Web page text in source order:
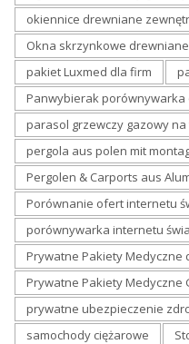
okiennice drewniane
Okna skrzynkowe drewniane
pakiet Luxmed dla firm
Panwybierak
parasol grzewczy gazowy
pergola aus polen mit
Pergolen & Carports aus
Porównanie ofert internetu
porównywarka internetu
Prywatne Pakiety Medyczne
Prywatne Pakiety Medyczne
prywatne ubezpieczenie
samochody ciężarowe